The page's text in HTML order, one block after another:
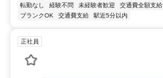
転勤なし
経験不問 未経験者歓迎 交通費全額支給
ブランクOK
交通費支給 駅近5分以内
正社員